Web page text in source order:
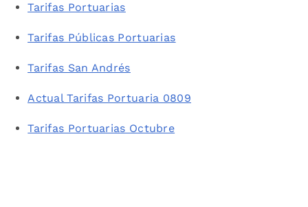
Tarifas Portuarias
Tarifas Públicas Portuarias
Tarifas San Andrés
Actual Tarifas Portuaria 0809
Tarifas Portuarias Octubre